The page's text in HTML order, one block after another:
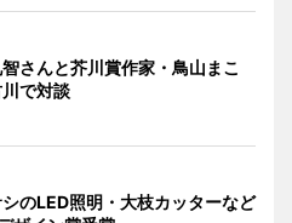
さんと芥川賞作家・鳥山まこ
で対談
のLED照明・大枝カッターなど